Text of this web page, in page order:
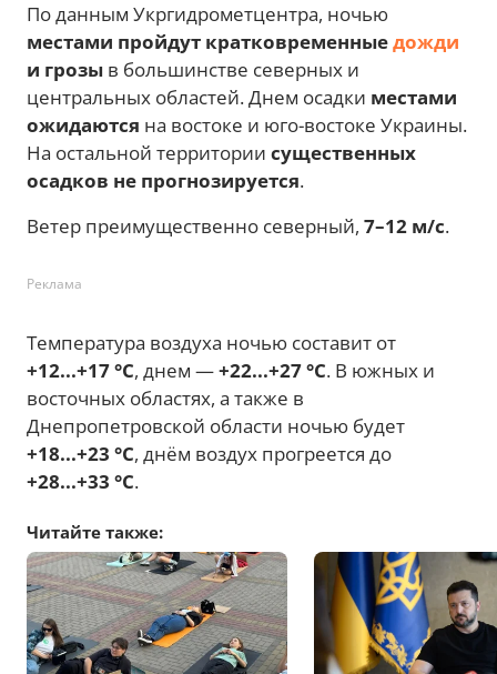
По данным Укргидрометцентра, ночью
местами пройдут кратковременныедожди
и грозы в большинстве северных и
центральных областей. Днем осадки местами
ожидаются на востоке и юго-востоке Украины.
На остальной территории существенных
осадков не прогнозируется.
Ветер преимущественно северный, 7–12 м/с.
Реклама
Температура воздуха ночью составит от
+12...+17 °C, днем —+22...+27 °C. В южных и
восточных областях, а также в
Днепропетровской области ночью будет
+18...+23 °C, днём воздух прогреется до
+28...+33 °C.
Читайте также: